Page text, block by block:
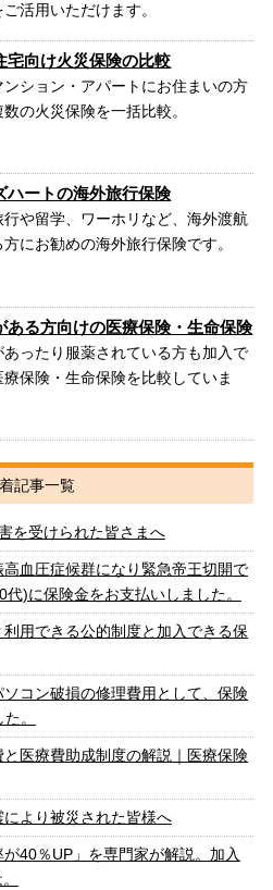
ご活用いただけます。
宅向け火災保険の比較
ンション・アパートにお住まいの方
の火災保険を一括比較。
ハートの海外旅行保険
行や留学、ワーホリなど、海外渡航
方にお勧めの海外旅行保険です。
ある方向けの医療保険・生命保険
あったり服薬されている方も加入で
療保険・生命保険を比較していま
記事一覧
を受けられた皆さまへ
高血圧症候群になり緊急帝王切開で
)に保険金をお支払いしました。
用できる公的制度と加入できる保
ソコン破損の修理費用として、保険
。
医療費助成制度の解説｜医療保険
より被災された皆様へ
が40％UP」を専門家が解説。加入